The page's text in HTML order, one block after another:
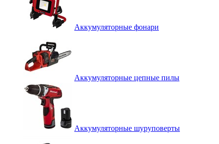
Аккумуляторные фонари
Аккумуляторные цепные пилы
Аккумуляторные шуруповерты